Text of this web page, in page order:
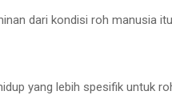
dari kondisi roh manusia
yang lebih spesifik untuk